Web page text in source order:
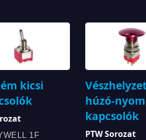
És Gyűrű
Táp Jelzés
Kínálnak.
MPB16...
3A/250VAC;
Értékeléssel
Rendelkezik.
Jellemzők Közé
kicsi
1F
húzó-
kapcsolók
PTW Sorozat